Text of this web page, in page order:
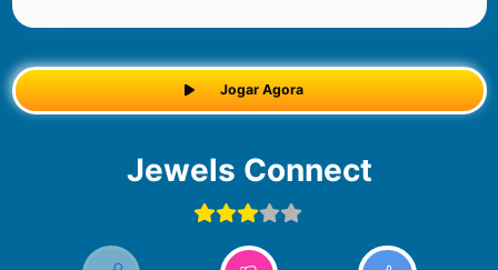
Jogar Agora
Jewels Connect